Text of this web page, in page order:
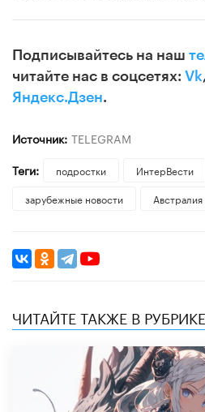
Подписывайтесь на наш
читайте нас в соцсетях: Vk,
Яндекс.Дзен.
Источник: TELEGRAM
Теги:
подростки ИнтерВести
зарубежные новости
Австралия
ЧИТАЙТЕ ТАКЖЕ В